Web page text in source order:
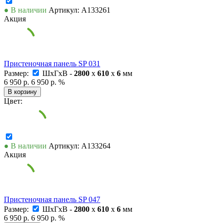
● В наличии Артикул: А133261
Акция
Пристеночная панель SP 031
Размер:
ШxГxВ - 2800 x 610 x 6 мм
6 950 р. 6 950 р. %
В корзину
Цвет:
● В наличии Артикул: А133264
Акция
Пристеночная панель SP 047
Размер:
ШxГxВ - 2800 x 610 x 6 мм
6 950 р. 6 950 р. %